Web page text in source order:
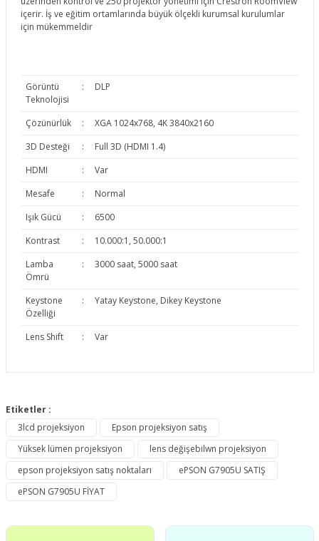
içerir. İş ve eğitim ortamlarında büyük ölçekli kurumsal kurulumlar
için mükemmeldir
Görüntü
Teknolojisi
: DLP
Çözünürlük :
XGA 1024x768, 4K 3840x2160
3D Desteği
:
Full 3D (HDMI 1.4)
HDMI
:
Var
Mesafe
:
Normal
Işık Gücü
:
6500
Kontrast
:
10.000:1, 50.000:1
Lamba
Ömrü
: 3000 saat, 5000 saat
Keystone
Özelliği
: Yatay Keystone, Dikey Keystone
Lens Shift : Var
Yorum Yaz
konularda yetersiz gördüğünüz noktaları öneri formunu
Görüş ve önerileriniz için teşekkür ederiz.
Ürün resmi kalitesiz, bozuk veya görüntülenemiyor.
Ürün açıklamasında eksik bilgiler bulunuyor.
Ürün fiyatı diğer sitelerden daha pahalı.
Etiketler :
3lcd projeksiyon
Epson projeksiyon satış
Yüksek lümen projeksiyon
lens değişebilwn projeksiyon
epson projeksiyon satış noktaları
ePSON G7905U SATIŞ
ePSON G7905U FİYAT